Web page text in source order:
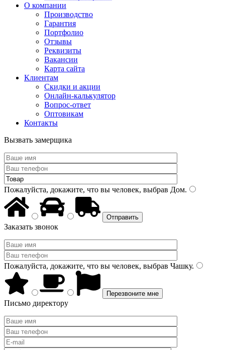
О компании
Производство
Гарантия
Портфолио
Отзывы
Реквизиты
Вакансии
Карта сайта
Клиентам
Скидки и акции
Онлайн-калькулятор
Вопрос-ответ
Оптовикам
Контакты
Вызвать замерщика
Пожалуйста, докажите, что вы человек, выбрав Дом.
Заказать звонок
Пожалуйста, докажите, что вы человек, выбрав Чашку.
Письмо директору